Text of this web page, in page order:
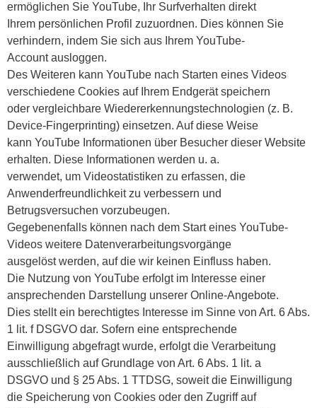
ermöglichen Sie YouTube, Ihr Surfverhalten direkt
Ihrem persönlichen Profil zuzuordnen. Dies können Sie
verhindern, indem Sie sich aus Ihrem YouTube-
Account ausloggen.
Des Weiteren kann YouTube nach Starten eines Videos
verschiedene Cookies auf Ihrem Endgerät speichern
oder vergleichbare Wiedererkennungstechnologien (z. B.
Device-Fingerprinting) einsetzen. Auf diese Weise
kann YouTube Informationen über Besucher dieser Website
erhalten. Diese Informationen werden u. a.
verwendet, um Videostatistiken zu erfassen, die
Anwenderfreundlichkeit zu verbessern und
Betrugsversuchen vorzubeugen.
Gegebenenfalls können nach dem Start eines YouTube-
Videos weitere Datenverarbeitungsvorgänge
ausgelöst werden, auf die wir keinen Einfluss haben.
Die Nutzung von YouTube erfolgt im Interesse einer
ansprechenden Darstellung unserer Online-Angebote.
Dies stellt ein berechtigtes Interesse im Sinne von Art. 6 Abs.
1 lit. f DSGVO dar. Sofern eine entsprechende
Einwilligung abgefragt wurde, erfolgt die Verarbeitung
ausschließlich auf Grundlage von Art. 6 Abs. 1 lit. a
DSGVO und § 25 Abs. 1 TTDSG, soweit die Einwilligung
die Speicherung von Cookies oder den Zugriff auf